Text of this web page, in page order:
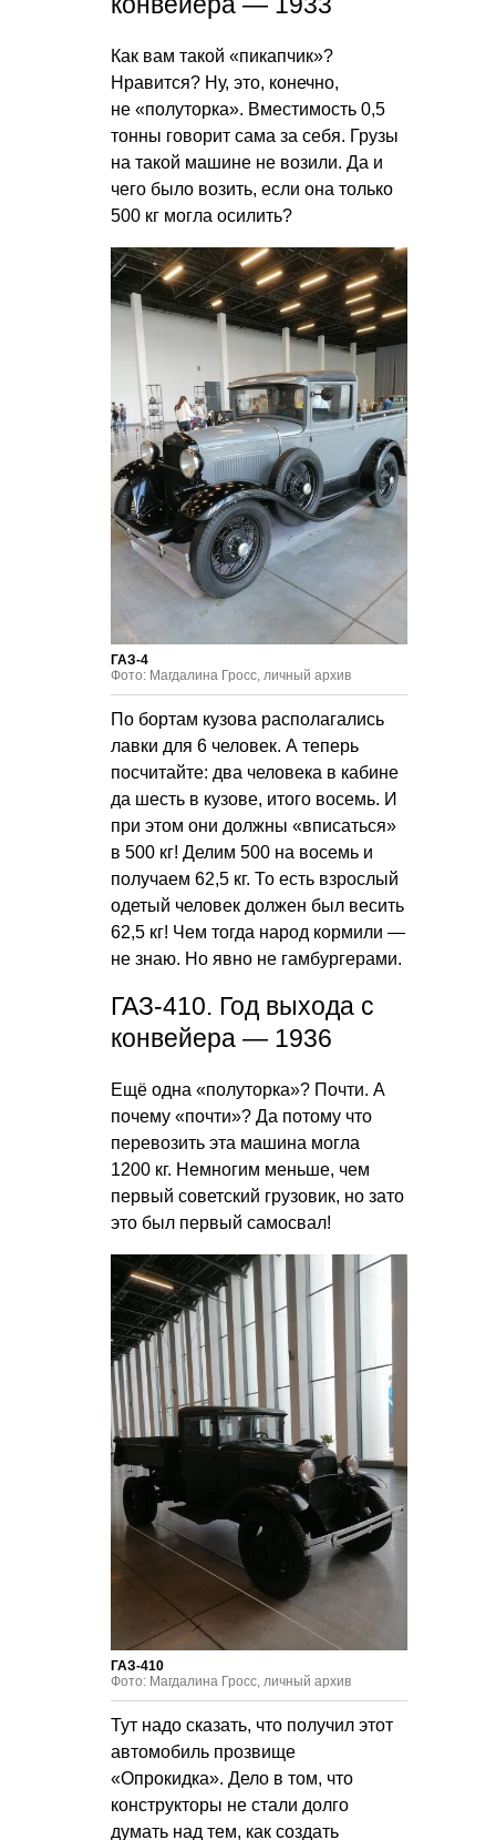
Как вам такой «пикапчик»?
Нравится? Ну, это, конечно,
не «полуторка». Вместимость 0,5
тонны говорит сама за себя. Грузы
на такой машине не возили. Да и
чего было возить, если она только
500 кг могла осилить?
ГАЗ-4
Фото: Магдалина Гросс, личный архив
По бортам кузова располагались
лавки для 6 человек. А теперь
посчитайте: два человека в кабине
да шесть в кузове, итого восемь. И
при этом они должны «вписаться»
в 500 кг! Делим 500 на восемь и
получаем 62,5 кг. То есть взрослый
одетый человек должен был весить
62,5 кг! Чем тогда народ кормили —
не знаю. Но явно не гамбургерами.
ГАЗ-410. Год выхода с
конвейера — 1936
Ещё одна «полуторка»? Почти. А
почему «почти»? Да потому что
перевозить эта машина могла
1200 кг. Немногим меньше, чем
первый советский грузовик, но зато
это был первый самосвал!
ГАЗ-410
Фото: Магдалина Гросс, личный архив
Тут надо сказать, что получил этот
автомобиль прозвище
«Опрокидка». Дело в том, что
конструкторы не стали долго
думать над тем, как создать